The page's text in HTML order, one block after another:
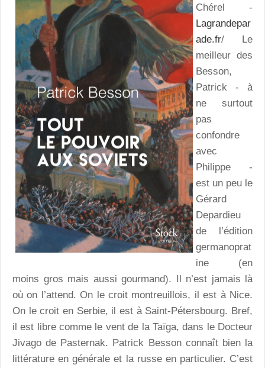
Chérel -
Lagrandepar
ade.fr/ Le
meilleur des
Besson,
Patrick - à
ne surtout
pas
confondre
avec
Philippe -
est un peu le
Gérard
Depardieu
de l’édition
germanoprat
ine (en
moins gros mais aussi gourmand). Il n’est jamais là
où on l’attend. On le croit montreuillois, il est à Nice.
On le croit en Serbie, il est à Saint-Pétersbourg. Bref,
il est libre comme le vent de la Taïga, dans le Docteur
Jivago de Pasternak. Patrick Besson connaît bien la
littérature en générale et la russe en particulier. C’est